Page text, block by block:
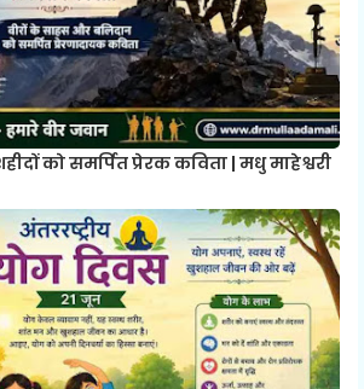
को समर्पित प्रेरक कविता | मधु माहेश्वरी